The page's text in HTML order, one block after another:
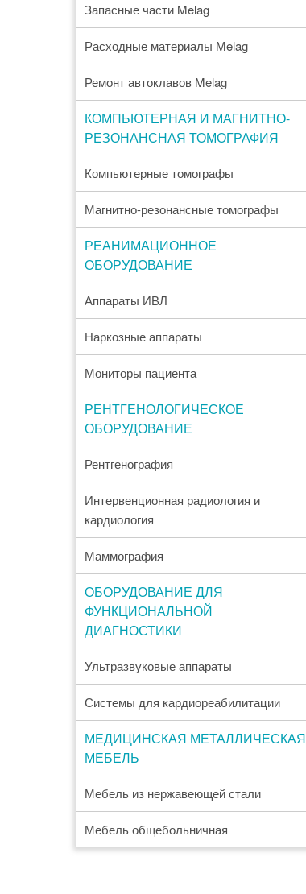
Запасные части Melag
Расходные материалы Melag
Ремонт автоклавов Melag
КОМПЬЮТЕРНАЯ И МАГНИТНО-
РЕЗОНАНСНАЯ ТОМОГРАФИЯ
Компьютерные томографы
Магнитно-резонансные томографы
РЕАНИМАЦИОННОЕ
ОБОРУДОВАНИЕ
Аппараты ИВЛ
Наркозные аппараты
Мониторы пациента
РЕНТГЕНОЛОГИЧЕСКОЕ
ОБОРУДОВАНИЕ
Рентгенография
Интервенционная радиология и
кардиология
Маммография
ОБОРУДОВАНИЕ ДЛЯ
ФУНКЦИОНАЛЬНОЙ
ДИАГНОСТИКИ
Ультразвуковые аппараты
Системы для кардиореабилитации
МЕДИЦИНСКАЯ МЕТАЛЛИЧЕСКАЯ
МЕБЕЛЬ
Мебель из нержавеющей стали
Мебель общебольничная